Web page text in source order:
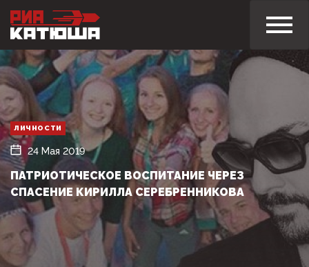
ЛИЧНОСТИ
24 Мая 2019
ПАТРИОТИЧЕСКОЕ ВОСПИТАНИЕ ЧЕРЕЗ
СПАСЕНИЕ КИРИЛЛА СЕРЕБРЕННИКОВА